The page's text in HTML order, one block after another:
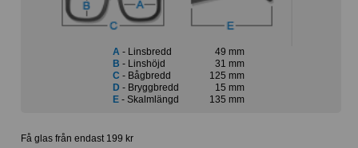
A - Linsbredd
49 mm
B - Linshöjd
31 mm
C - Bågbredd
125 mm
D - Bryggbredd
15 mm
E- Skalmlängd 135 mm
Få glas från endast 199 kr